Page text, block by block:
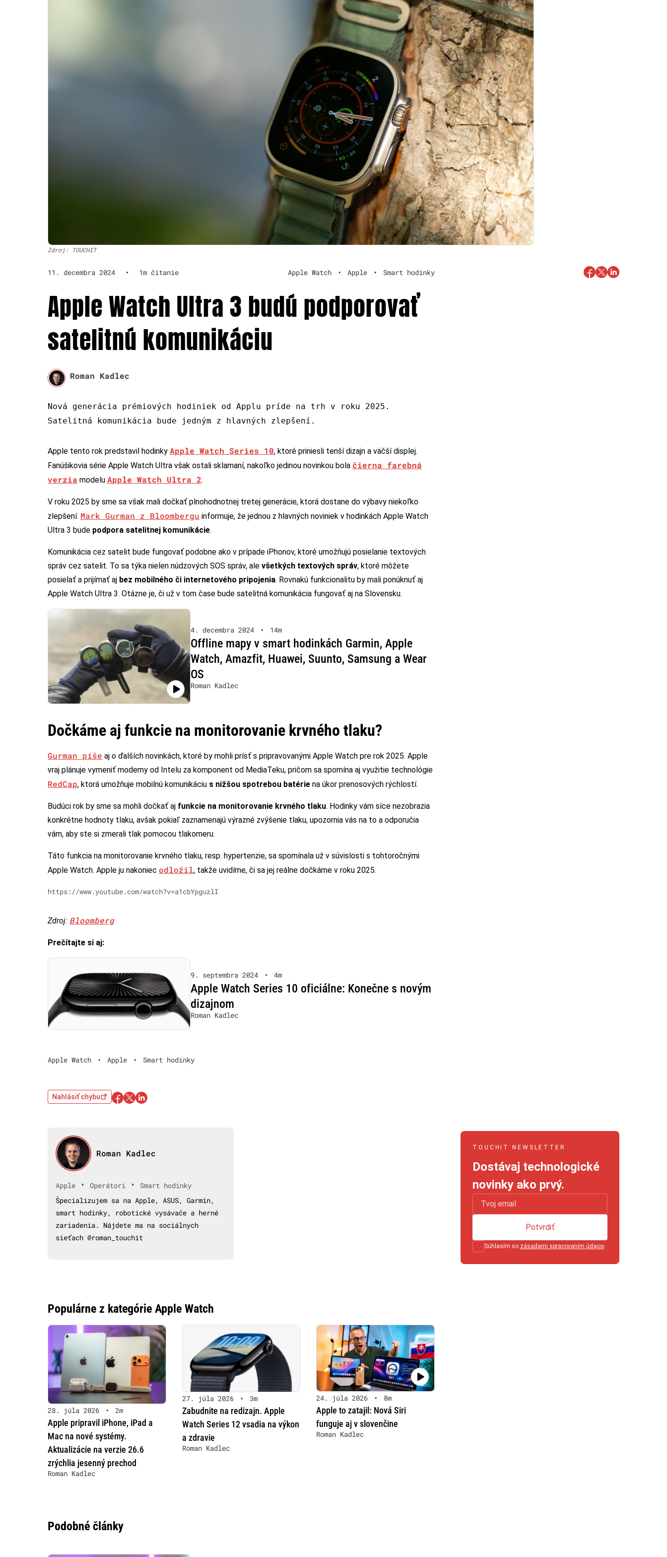
Zdroj: TOUCHIT
11. decembra 2024 • 1m čítanie Apple Watch • Apple • Smart hodinky
Apple Watch Ultra 3 budú podporovať
satelitnú komunikáciu
Roman Kadlec
Nová generácia prémiových hodiniek od Applu príde na trh v roku 2025.
Satelitná komunikácia bude jedným z hlavných zlepšení.
Apple tento rok predstavil hodinky Apple Watch Series 10, ktoré priniesli tenší dizajn a väčší displej.
Fanúšikovia série Apple Watch Ultra však ostali sklamaní, nakoľko jedinou novinkou bola čierna farebná
verzia modelu Apple Watch Ultra 2.
V roku 2025 by sme sa však mali dočkať plnohodnotnej tretej generácie, ktorá dostane do výbavy niekoľko
zlepšení. Mark Gurman z Bloombergu informuje, že jednou z hlavných noviniek v hodinkách Apple Watch
Ultra 3 bude podpora satelitnej komunikácie.
Komunikácia cez satelit bude fungovať podobne ako v prípade iPhonov, ktoré umožňujú posielanie textových
správ cez satelit. To sa týka nielen núdzových SOS správ, ale všetkých textových správ, ktoré môžete
posielať a prijímať aj bez mobilného či internetového pripojenia. Rovnakú funkcionalitu by mali ponúknuť aj
Apple Watch Ultra 3. Otázne je, či už v tom čase bude satelitná komunikácia fungovať aj na Slovensku.
4. decembra 2024 • 14m
Offline mapy v smart hodinkách Garmin, Apple
Watch, Amazfit, Huawei, Suunto, Samsung a Wear
OS
Roman Kadlec
Dočkáme aj funkcie na monitorovanie krvného tlaku?
Gurman píše aj o ďalších novinkách, ktoré by mohli prísť s pripravovanými Apple Watch pre rok 2025. Apple
vraj plánuje vymeniť modemy od Intelu za komponent od MediaTeku, pričom sa spomína aj využitie technológie
RedCap, ktorá umožňuje mobilnú komunikáciu s nižšou spotrebou batérie na úkor prenosových rýchlostí.
Budúci rok by sme sa mohli dočkať aj funkcie na monitorovanie krvného tlaku. Hodinky vám síce nezobrazia
konkrétne hodnoty tlaku, avšak pokiaľ zaznamenajú výrazné zvýšenie tlaku, upozornia vás na to a odporučia
vám, aby ste si zmerali tlak pomocou tlakomeru.
Táto funkcia na monitorovanie krvného tlaku, resp. hypertenzie, sa spomínala už v súvislosti s tohtoročnými
Apple Watch. Apple ju nakoniec odložil, takže uvidíme, či sa jej reálne dočkáme v roku 2025.
https://www.youtube.com/watch?v=a1cbYpguzlI
Zdroj: Bloomberg
Prečítajte si aj:
9. septembra 2024 • 4m
Apple Watch Series 10 oficiálne: Konečne s novým
dizajnom
Roman Kadlec
Apple Watch • Apple • Smart hodinky
Nahlásiť chybu
Roman Kadlec
Apple • Operátori •
Smart hodinky
Špecializujem sa na Apple, ASUS, Garmin,
smart hodinky, robotické vysávače a herné
zariadenia. Nájdete ma na sociálnych
sieťach @roman_touchit
Populárne z kategórie Apple Watch
28. júla 2026 • 2m
Apple pripravil iPhone, iPad a
Mac na nové systémy.
Aktualizácie na verzie 26.6
zrýchlia jesenný prechod
Roman Kadlec
27. júla 2026 • 3m
Zabudnite na redizajn. Apple
Watch Series 12 vsadia na výkon
a zdravie
Roman Kadlec
24. júla 2026 • 8m
Apple to zatajil: Nová Siri
funguje aj v slovenčine
Roman Kadlec
Podobné články
TOUCHIT NEWSLETTER
Dostávaj technologické
novinky ako prvý.
Súhlasím so zásadami spracovaním údajov.
Potvrdiť